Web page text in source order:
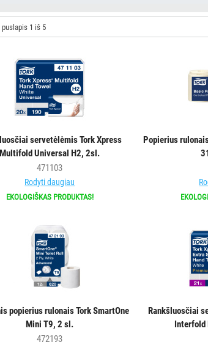
puslapis 1 iš 5
servetėlėmis Tork Xpress
Multifold Universal H2, 2sl.
471103
Rodyti daugiau
EKOLOGIŠKAS PRODUKTAS!
Popierius
popierius rulonais Tork SmartOne
Mini T9, 2 sl.
472193
Rankšluosčiai
Interfold